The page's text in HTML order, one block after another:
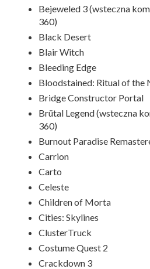
Bejeweled 3 (wsteczna
360)
Black Desert
Blair Witch
Bleeding Edge
Bloodstained: Ritual of the
Bridge Constructor Portal
Brütal Legend (wsteczna
360)
Burnout Paradise
Carrion
Carto
Celeste
Children of Morta
Cities: Skylines
ClusterTruck
Costume Quest 2
Crackdown 3